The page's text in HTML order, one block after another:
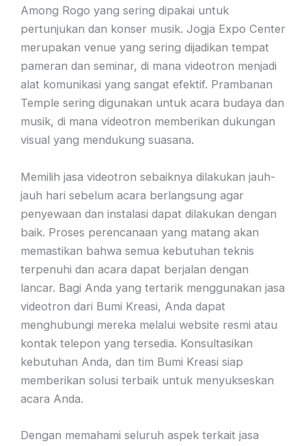
Among Rogo yang sering dipakai untuk
pertunjukan dan konser musik. Jogja Expo Center
merupakan venue yang sering dijadikan tempat
pameran dan seminar, di mana videotron menjadi
alat komunikasi yang sangat efektif. Prambanan
Temple sering digunakan untuk acara budaya dan
musik, di mana videotron memberikan dukungan
visual yang mendukung suasana.
Memilih jasa videotron sebaiknya dilakukan jauh-
jauh hari sebelum acara berlangsung agar
penyewaan dan instalasi dapat dilakukan dengan
baik. Proses perencanaan yang matang akan
memastikan bahwa semua kebutuhan teknis
terpenuhi dan acara dapat berjalan dengan
lancar. Bagi Anda yang tertarik menggunakan jasa
videotron dari Bumi Kreasi, Anda dapat
menghubungi mereka melalui website resmi atau
kontak telepon yang tersedia. Konsultasikan
kebutuhan Anda, dan tim Bumi Kreasi siap
memberikan solusi terbaik untuk menyukseskan
acara Anda.
Dengan memahami seluruh aspek terkait jasa